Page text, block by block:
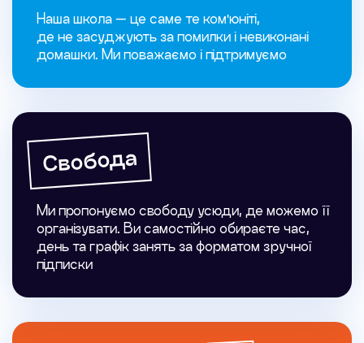
Наша школа — це саме те ком'юніті,
де не засуджують за помилки і невиконані
домашки. Ми поважаємо і підтримуємо
Свобода
Ми пропонуємо свободу усюди, де можемо її
організувати. Ви самостійно обираєте час,
день та графік занять за форматом зручної
підписки